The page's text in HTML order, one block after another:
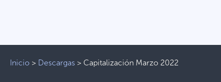
Inicio > Descargas > Capitalización Marzo 2022